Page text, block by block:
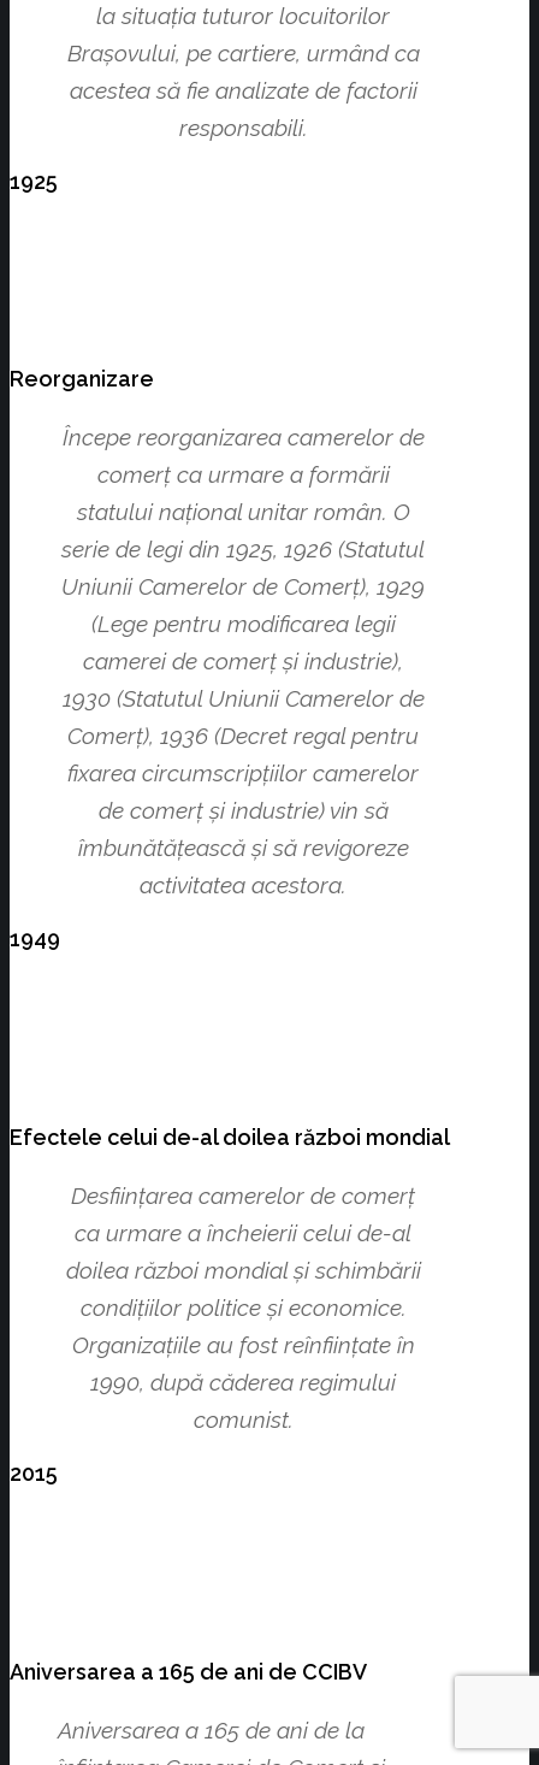
la situaţia tuturor locuitorilor
Braşovului, pe cartiere, ur­mând ca
acestea să fie analizate de factorii
responsabili.
1925
Reorganizare
Începe reorganizarea camerelor de
comerţ ca urmare a formării
statului naţional unitar român. O
serie de legi din 1925, 1926 (Statutul
Uniunii Camerelor de Comerţ), 1929
(Lege pentru modificarea legii
camerei de comerţ şi industrie),
1930 (Statutul Uniunii Camerelor de
Comerţ), 1936 (Decret regal pentru
fixarea circumscripţiilor camerelor
de comerţ şi industrie) vin să
îmbunătăţească şi să revigoreze
activitatea acestora.
1949
Efectele celui de-al doilea război mondial
Desființarea camerelor de comerț
ca urmare a încheierii celui de-al
doilea război mondial și schimbării
condițiilor politice și economice.
Organizațiile au fost reînființate în
1990, după căderea regimului
comunist.
2015
Aniversarea a 165 de ani de CCIBV
Aniversarea a 165 de ani de la